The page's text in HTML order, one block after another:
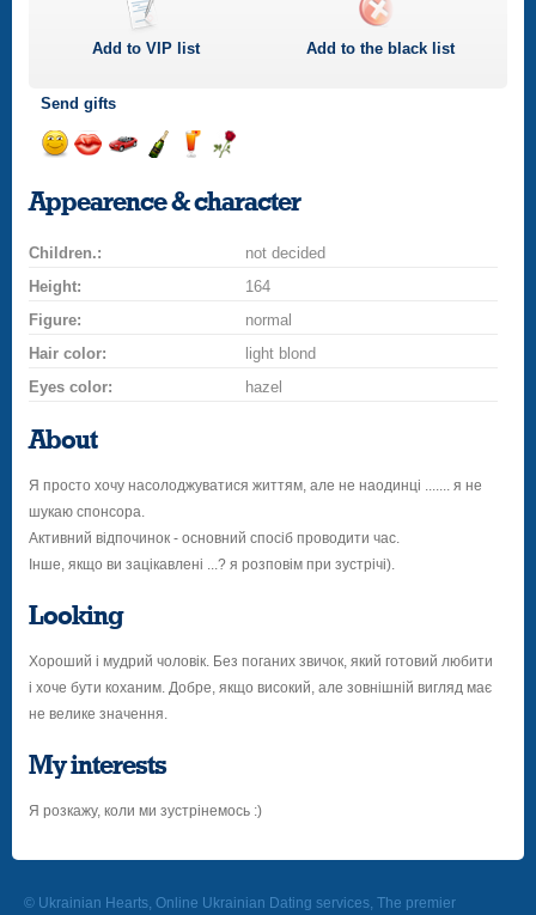
Add toVIP list Add to the black list
Send gifts
smile
a
champagne
drinkflower
Appearence & character
Children.:
not decided
Height:
164
Figure:
normal
Hair color:
light blond
Eyes color:
hazel
About
Я просто хочу насолоджуватися життям, але не наодинці ....... я не
шукаю спонсора.
Активний відпочинок - основний спосіб проводити час.
Інше, якщо ви зацікавлені ...? я розповім при зустрічі).
Looking
Хороший і мудрий чоловік. Без поганих звичок, який готовий любити
і хоче бути коханим. Добре, якщо високий, але зовнішній вигляд має
не велике значення.
My interests
Я розкажу, коли ми зустрінемось :)
© Ukrainian Hearts, Online Ukrainian Dating services, The premier